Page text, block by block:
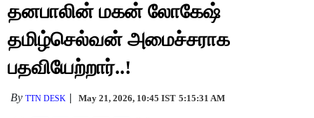
தனபாலின் மகன் லோகேஷ்
தமிழ்செல்வன் அமைச்சராக
பதவியேற்றார்..!
ByTTN DESK May 21, 2026, 10:45 IST 5:15:31 AM